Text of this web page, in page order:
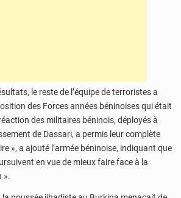
le reste de l’équipe de terroristes a
des Forces années béninoises qui était
des militaires béninois, déployés à
de Dassari, a permis leur complète
», a ajouté l’armée béninoise, indiquant que
en vue de mieux faire face à la
».